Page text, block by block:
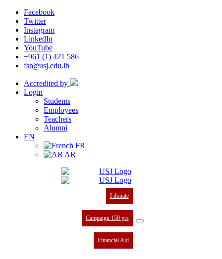
Facebook
Twitter
Instagram
LinkedIn
YouTube
+961 (1) 421 586
fsr@usj.edu.lb
Accredited by
Login
Students
Employees
Teachers
Alumni
EN
FR
AR
I donate
Campaign 150 yrs
Financial Aid